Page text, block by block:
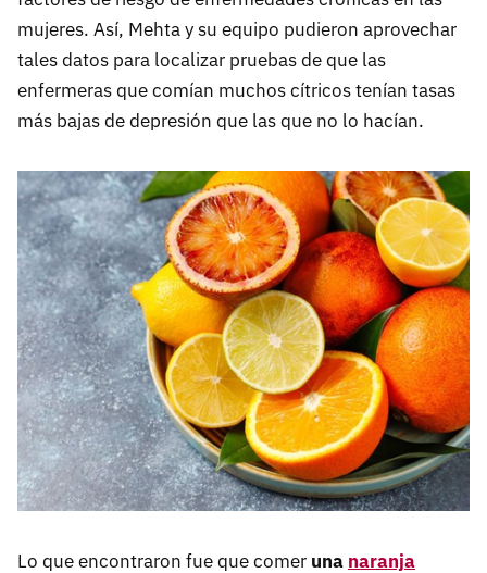
mujeres. Así, Mehta y su equipo pudieron aprovechar
tales datos para localizar pruebas de que las
enfermeras que comían muchos cítricos tenían tasas
más bajas de depresión que las que no lo hacían.
Lo que encontraron fue que comer una naranja